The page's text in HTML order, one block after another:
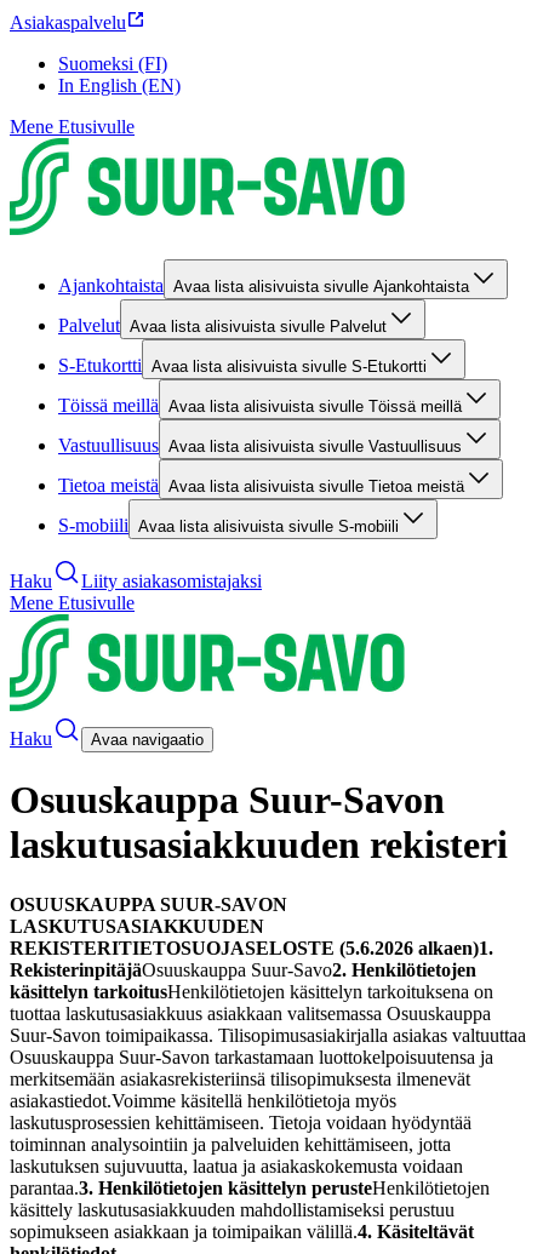
Asiakaspalvelu
Suomeksi (FI)
In English (EN)
Mene Etusivulle
Ajankohtaista Avaa lista alisivuista sivulle Ajankohtaista
Palvelut Avaa lista alisivuista sivulle Palvelut
S-Etukortti Avaa lista alisivuista sivulle S-Etukortti
Töissä meillä Avaa lista alisivuista sivulle Töissä meillä
Vastuullisuus Avaa lista alisivuista sivulle Vastuullisuus
Tietoa meistä Avaa lista alisivuista sivulle Tietoa meistä
S-mobiili Avaa lista alisivuista sivulle S-mobiili
Haku
Liity asiakasomistajaksi
Mene Etusivulle
Haku Avaa navigaatio
Osuuskauppa Suur-Savon
laskutusasiakkuuden rekisteri
OSUUSKAUPPA SUUR-SAVON
LASKUTUSASIAKKUUDEN
REKISTERITIETOSUOJASELOSTE (5.6.2026 alkaen)1.
RekisterinpitäjäOsuuskauppa Suur-Savo2. Henkilötietojen
käsittelyn tarkoitusHenkilötietojen käsittelyn tarkoituksena on
tuottaa laskutusasiakkuus asiakkaan valitsemassa Osuuskauppa
Suur-Savon toimipaikassa. Tilisopimusasiakirjalla asiakas valtuuttaa
Osuuskauppa Suur-Savon tarkastamaan luottokelpoisuutensa ja
merkitsemään asiakasrekisteriinsä tilisopimuksesta ilmenevät
asiakastiedot.Voimme käsitellä henkilötietoja myös
laskutusprosessien kehittämiseen. Tietoja voidaan hyödyntää
toiminnan analysointiin ja palveluiden kehittämiseen, jotta
laskutuksen sujuvuutta, laatua ja asiakaskokemusta voidaan
parantaa.3. Henkilötietojen käsittelyn perusteHenkilötietojen
käsittely laskutusasiakkuuden mahdollistamiseksi perustuu
sopimukseen asiakkaan ja toimipaikan välillä.4. Käsiteltävät